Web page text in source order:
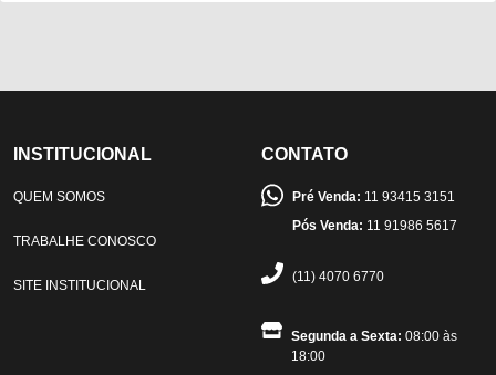
INSTITUCIONAL
QUEM SOMOS
TRABALHE CONOSCO
SITE INSTITUCIONAL
CONTATO
Pré Venda: 11 93415 3151
Pós Venda: 11 91986 5617
(11) 4070 6770
Segunda a Sexta: 08:00 às
18:00